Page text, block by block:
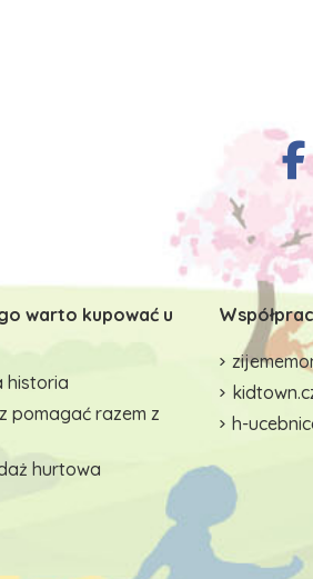
warto kupować u
historia
pomagać razem z
hurtowa
h-